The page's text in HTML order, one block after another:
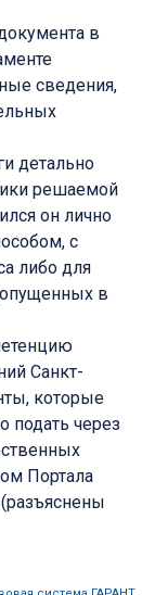
в
сведения,
детально
решаемой
он лично
с
либо для
в
Санкт-
которые
подать через
Портала